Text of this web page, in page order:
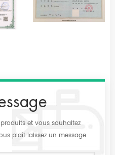
et vous souhaitez
plaît laissez un message